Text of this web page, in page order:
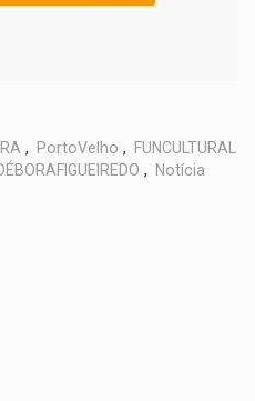
, PortoVelho ,
FUNCULTURAL
, Notícia